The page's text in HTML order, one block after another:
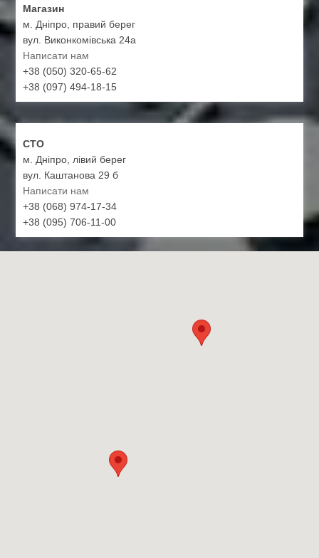
Магазин
м. Дніпро, правий берег
вул. Виконкомівська 24а
Написати нам
+38 (050) 320-65-62
+38 (097) 494-18-15
СТО
м. Дніпро, лівий берег
вул. Каштанова 29 б
Написати нам
+38 (068) 974-17-34
+38 (095) 706-11-00